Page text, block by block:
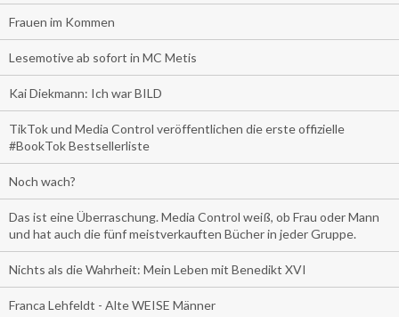
Frauen im Kommen
Lesemotive ab sofort in MC Metis
Kai Diekmann: Ich war BILD
TikTok und Media Control veröffentlichen die erste offizielle
#BookTok Bestsellerliste
Noch wach?
Das ist eine Überraschung. Media Control weiß, ob Frau oder Mann
und hat auch die fünf meistverkauften Bücher in jeder Gruppe.
Nichts als die Wahrheit: Mein Leben mit Benedikt XVI
Franca Lehfeldt - Alte WEISE Männer